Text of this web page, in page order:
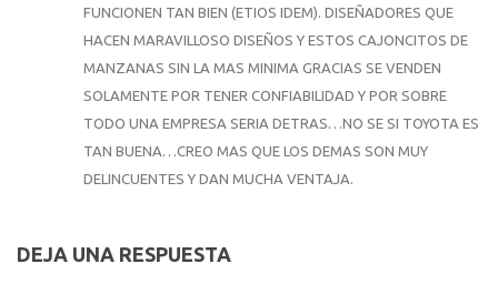
FUNCIONEN TAN BIEN (ETIOS IDEM). DISEÑADORES QUE
HACEN MARAVILLOSO DISEÑOS Y ESTOS CAJONCITOS DE
MANZANAS SIN LA MAS MINIMA GRACIAS SE VENDEN
SOLAMENTE POR TENER CONFIABILIDAD Y POR SOBRE
TODO UNA EMPRESA SERIA DETRAS…NO SE SI TOYOTA ES
TAN BUENA…CREO MAS QUE LOS DEMAS SON MUY
DELINCUENTES Y DAN MUCHA VENTAJA.
DEJA UNA RESPUESTA